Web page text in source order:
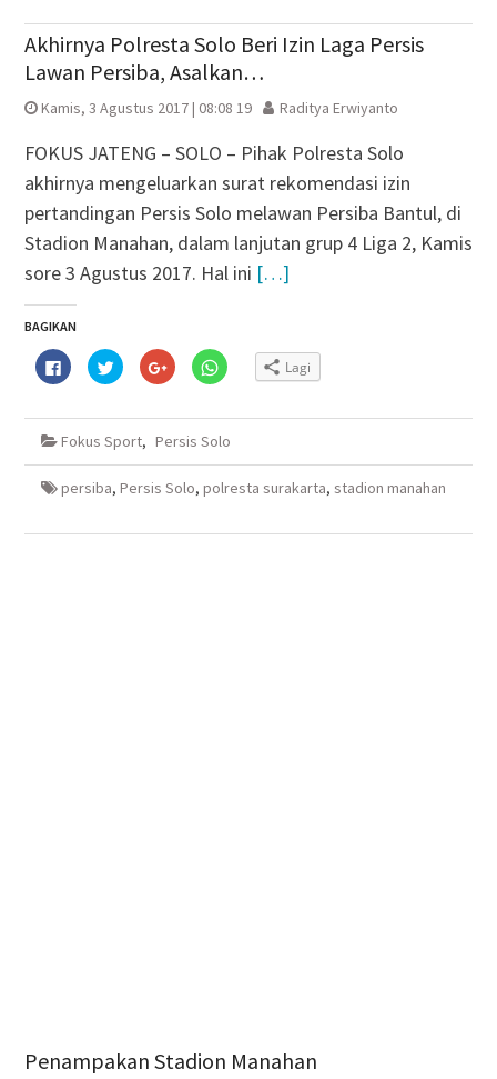
Akhirnya Polresta Solo Beri Izin Laga Persis
Lawan Persiba, Asalkan…
Kamis, 3 Agustus 2017 | 08:08 19 Raditya Erwiyanto
FOKUS JATENG – SOLO – Pihak Polresta Solo
akhirnya mengeluarkan surat rekomendasi izin
pertandingan Persis Solo melawan Persiba Bantul, di
Stadion Manahan, dalam lanjutan grup 4 Liga 2, Kamis
sore 3 Agustus 2017. Hal ini […]
BAGIKAN
Klik
untuk
membagikan
Facebook(Membuka
jendela
baru)
Klik
untuk
berbagi
Twitter(Membuka
jendela
yang
baru)
Klik
untuk
berbagi
Google+
di
yang
baru)
Klik
untuk
WhatsApp(Membuka
jendela
baru)
Lagi
Fokus Sport, Persis Solo
persiba, Persis Solo, polresta surakarta, stadion manahan
Penampakan Stadion Manahan